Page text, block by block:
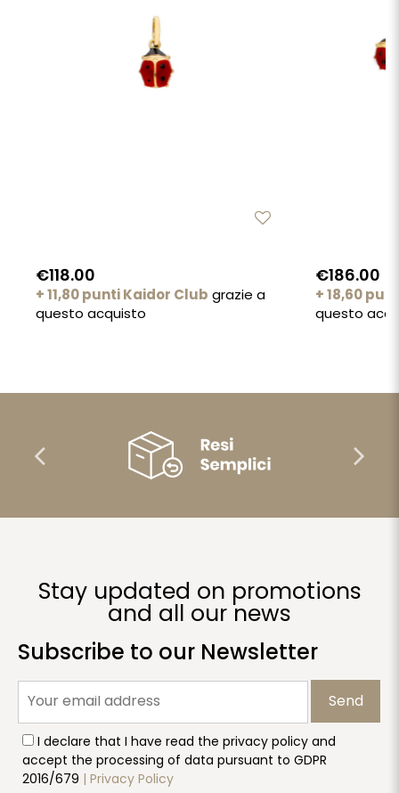
€118.00
+ 11,80 punti Kaidor Club grazie a
questo acquisto
€186.00
+ 18,60
questo
Stay updated on promotions
and all our news
Subscribe to our Newsletter
Send
I declare that I have read the privacy policy and
accept the processing of data pursuant to GDPR
2016/679 | Privacy Policy